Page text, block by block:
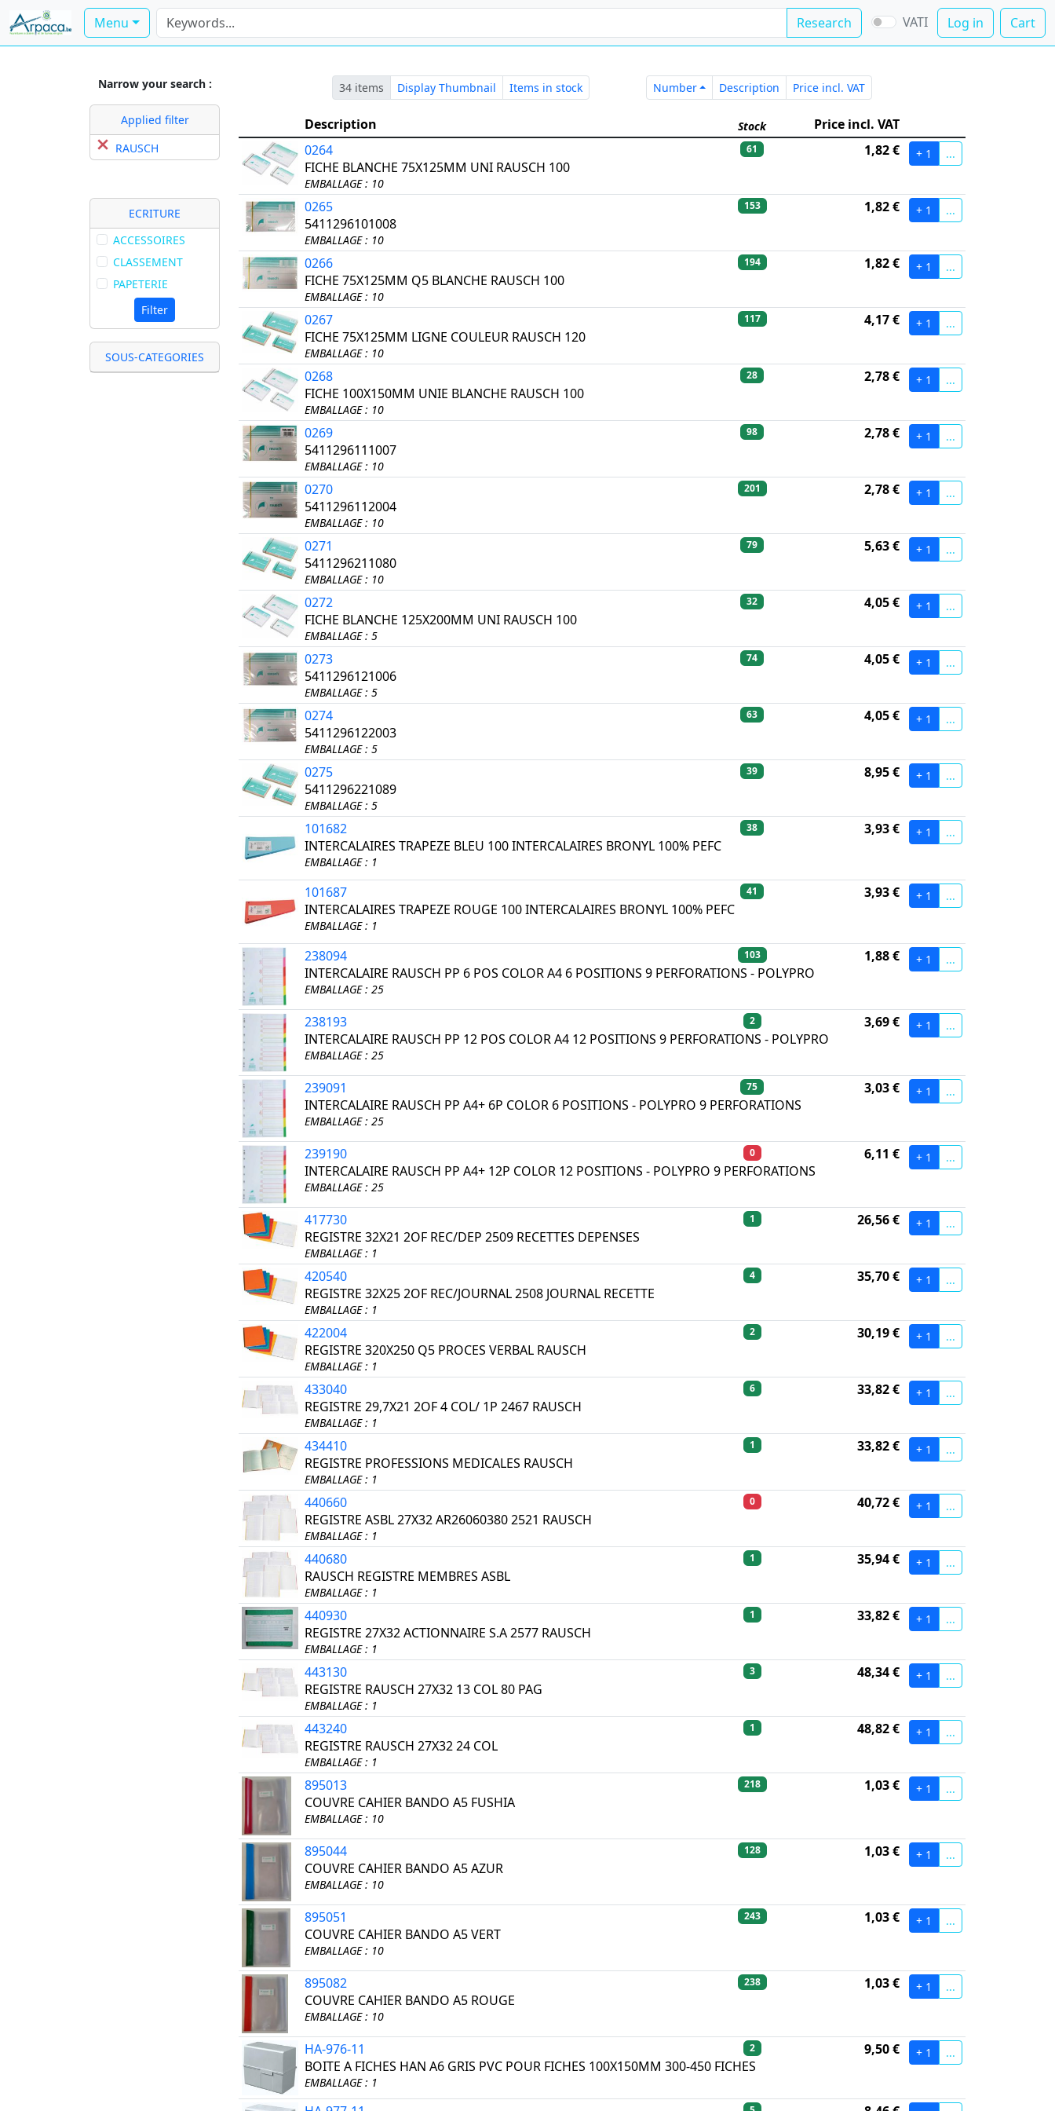
Menu Research VATI Log in Cart
Narrow your search :
Applied filter
RAUSCH
ECRITURE
ACCESSOIRES
CLASSEMENT
PAPETERIE
Filter
SOUS-CATEGORIES
34 items Display Thumbnail Items in stock NumberNumberDescription Description
Price incl. VATPrice incl. VAT
Description Stock
Price incl. VAT
0264
FICHE BLANCHE 75X125MM UNI RAUSCH 100
EMBALLAGE : 10
61 1,82 € + 1 ...
0265
5411296101008
EMBALLAGE : 10
153 1,82 € + 1 ...
0266
FICHE 75X125MM Q5 BLANCHE RAUSCH 100
EMBALLAGE : 10
194 1,82 € + 1 ...
0267
FICHE 75X125MM LIGNE COULEUR RAUSCH 120
EMBALLAGE : 10
117 4,17 € + 1 ...
0268
FICHE 100X150MM UNIE BLANCHE RAUSCH 100
EMBALLAGE : 10
28 2,78 € + 1 ...
0269
5411296111007
EMBALLAGE : 10
98 2,78 € + 1 ...
0270
5411296112004
EMBALLAGE : 10
201 2,78 € + 1 ...
0271
5411296211080
EMBALLAGE : 10
79 5,63 € + 1 ...
0272
FICHE BLANCHE 125X200MM UNI RAUSCH 100
EMBALLAGE : 5
32 4,05 € + 1 ...
0273
5411296121006
EMBALLAGE : 5
74 4,05 € + 1 ...
0274
5411296122003
EMBALLAGE : 5
63 4,05 € + 1 ...
0275
5411296221089
EMBALLAGE : 5
39 8,95 € + 1 ...
101682
INTERCALAIRES TRAPEZE BLEU 100 INTERCALAIRES BRONYL 100% PEFC
EMBALLAGE : 1
38 3,93 € + 1 ...
101687
INTERCALAIRES TRAPEZE ROUGE 100 INTERCALAIRES BRONYL 100% PEFC
EMBALLAGE : 1
41 3,93 € + 1 ...
238094
INTERCALAIRE RAUSCH PP 6 POS COLOR A4 6 POSITIONS 9 PERFORATIONS - POLYPRO
EMBALLAGE : 25
103 1,88 € + 1 ...
238193
INTERCALAIRE RAUSCH PP 12 POS COLOR A4 12 POSITIONS 9 PERFORATIONS - POLYPRO
EMBALLAGE : 25
2 3,69 € + 1 ...
239091
INTERCALAIRE RAUSCH PP A4+ 6P COLOR 6 POSITIONS - POLYPRO 9 PERFORATIONS
EMBALLAGE : 25
75 3,03 € + 1 ...
239190
INTERCALAIRE RAUSCH PP A4+ 12P COLOR 12 POSITIONS - POLYPRO 9 PERFORATIONS
EMBALLAGE : 25
0 6,11 € + 1 ...
417730
REGISTRE 32X21 2OF REC/DEP 2509 RECETTES DEPENSES
EMBALLAGE : 1
1 26,56 € + 1 ...
420540
REGISTRE 32X25 2OF REC/JOURNAL 2508 JOURNAL RECETTE
EMBALLAGE : 1
4 35,70 € + 1 ...
422004
REGISTRE 320X250 Q5 PROCES VERBAL RAUSCH
EMBALLAGE : 1
2 30,19 € + 1 ...
433040
REGISTRE 29,7X21 2OF 4 COL/ 1P 2467 RAUSCH
EMBALLAGE : 1
6 33,82 € + 1 ...
434410
REGISTRE PROFESSIONS MEDICALES RAUSCH
EMBALLAGE : 1
1 33,82 € + 1 ...
440660
REGISTRE ASBL 27X32 AR26060380 2521 RAUSCH
EMBALLAGE : 1
0 40,72 € + 1 ...
440680
RAUSCH REGISTRE MEMBRES ASBL
EMBALLAGE : 1
1 35,94 € + 1 ...
440930
REGISTRE 27X32 ACTIONNAIRE S.A 2577 RAUSCH
EMBALLAGE : 1
1 33,82 € + 1 ...
443130
REGISTRE RAUSCH 27X32 13 COL 80 PAG
EMBALLAGE : 1
3 48,34 € + 1 ...
443240
REGISTRE RAUSCH 27X32 24 COL
EMBALLAGE : 1
1 48,82 € + 1 ...
895013
COUVRE CAHIER BANDO A5 FUSHIA
EMBALLAGE : 10
218 1,03 € + 1 ...
895044
COUVRE CAHIER BANDO A5 AZUR
EMBALLAGE : 10
128 1,03 € + 1 ...
895051
COUVRE CAHIER BANDO A5 VERT
EMBALLAGE : 10
243 1,03 € + 1 ...
895082
COUVRE CAHIER BANDO A5 ROUGE
EMBALLAGE : 10
238 1,03 € + 1 ...
HA-976-11
BOITE A FICHES HAN A6 GRIS PVC POUR FICHES 100X150MM 300-450 FICHES
EMBALLAGE : 1
2 9,50 € + 1 ...